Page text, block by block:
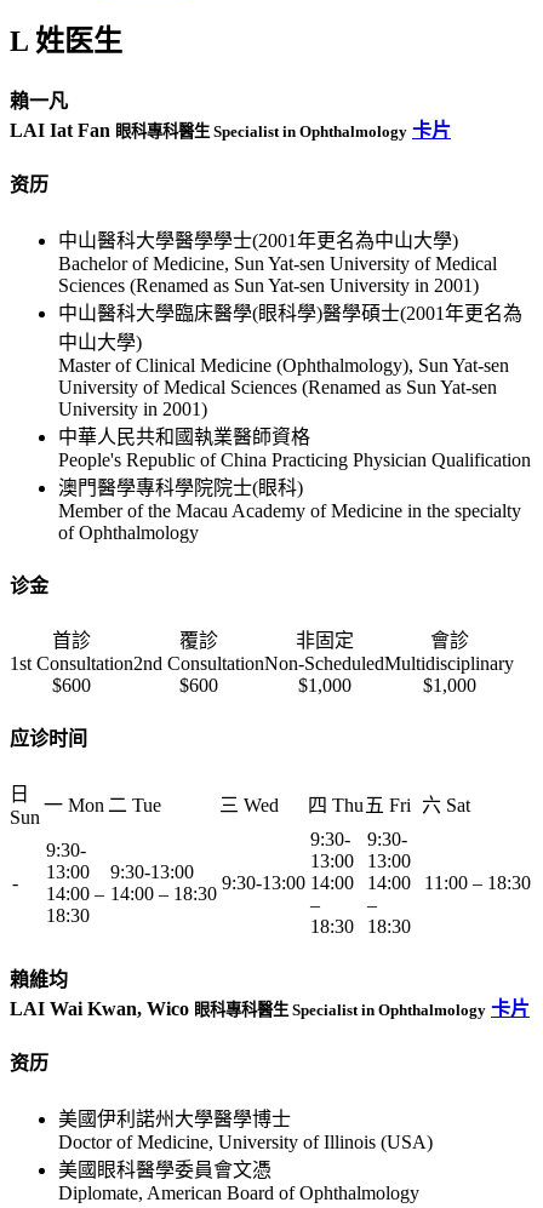
L 姓医生
賴一凡
LAI Iat Fan 眼科專科醫生 Specialist in Ophthalmology 卡片
资历
中山醫科大學醫學學士(2001年更名為中山大學)
Bachelor of Medicine, Sun Yat-sen University of Medical
Sciences (Renamed as Sun Yat-sen University in 2001)
中山醫科大學臨床醫學(眼科學)醫學碩士(2001年更名為
中山大學)
Master of Clinical Medicine (Ophthalmology), Sun Yat-sen
University of Medical Sciences (Renamed as Sun Yat-sen
University in 2001)
中華人民共和國執業醫師資格
People's Republic of China Practicing Physician Qualification
澳門醫學專科學院院士(眼科)
Member of the Macau Academy of Medicine in the specialty
of Ophthalmology
诊金
首診
1st Consultation
覆診
2nd Consultation
非固定
Non-Scheduled
會診
Multidisciplinary
$600
$600 $1,000 $1,000
应诊时间
日
Sun
一 Mon 二 Tue 三 Wed 四 Thu 五 Fri 六 Sat
-
9:30-
13:00
14:00 –
18:30
9:30-13:00
14:00 – 18:30
9:30-13:00
9:30-
13:00
14:00
–
18:30
9:30-
13:00
14:00
–
18:30
11:00 – 18:30
賴維均
LAI Wai Kwan, Wico 眼科專科醫生 Specialist in Ophthalmology 卡片
资历
美國伊利諾州大學醫學博士
Doctor of Medicine, University of Illinois (USA)
美國眼科醫學委員會文憑
Diplomate, American Board of Ophthalmology